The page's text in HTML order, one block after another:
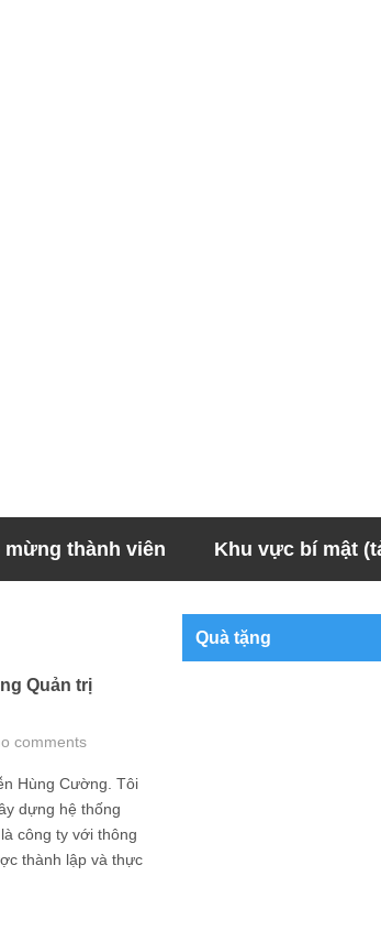
mừng thành viên Khu vực bí mật
Quản trị
comments
Hùng Cường. Tôi
dựng hệ thống
công ty với thông
thành lập và thực
Quà tặng